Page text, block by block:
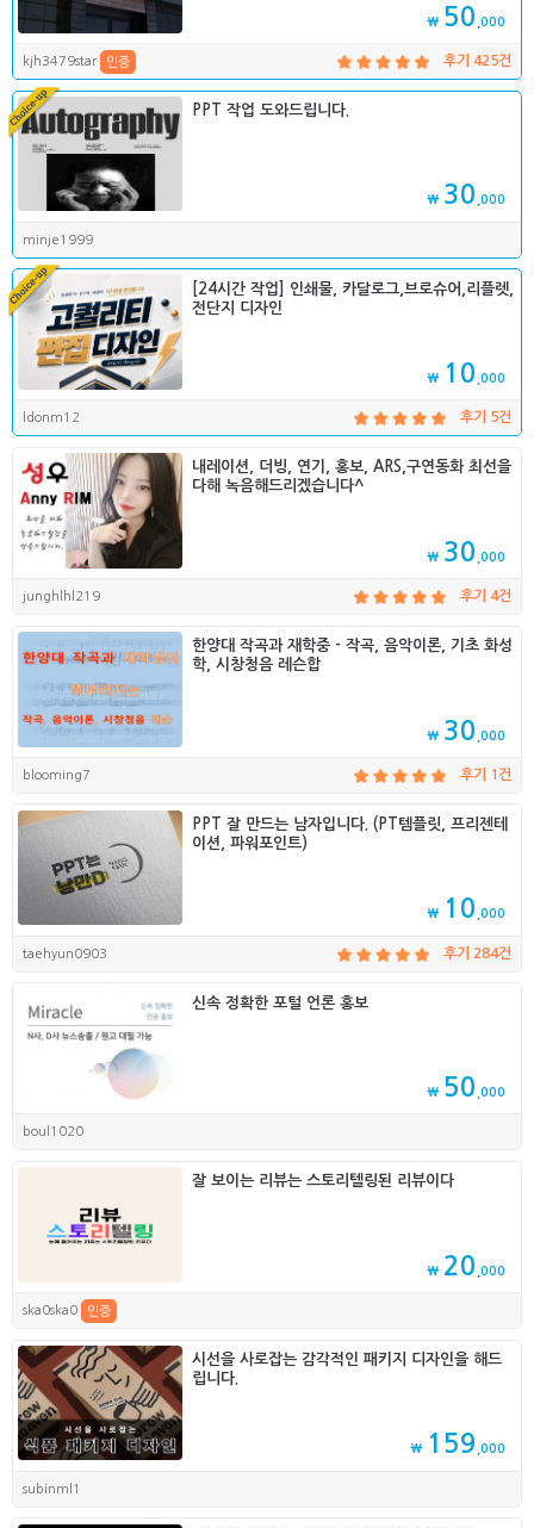
₩ 50 ,000
kjh3479star 인증 후기 425건
PPT 작업 도와드립니다.
₩ 30 ,000
minje1999
[24시간 작업] 인쇄물, 카달로그,브로슈어,리플렛,
전단지 디자인
₩ 10 ,000
ldonm12 후기 5건
내레이션, 더빙, 연기, 홍보, ARS,구연동화 최선을
다해 녹음해드리겠습니다^
₩ 30 ,000
junghlhl219 후기 4건
한양대 작곡과 재학중 - 작곡, 음악이론, 기초 화성
학, 시창청음 레슨합
₩ 30 ,000
blooming7 후기 1건
PPT 잘 만드는 남자입니다. (PT템플릿, 프리젠테
이션, 파워포인트)
₩ 10 ,000
taehyun0903 후기 284건
신속 정확한 포털 언론 홍보
₩ 50 ,000
boul1020
잘 보이는 리뷰는 스토리텔링된 리뷰이다
₩ 20 ,000
ska0ska0 인증
시선을 사로잡는 감각적인 패키지 디자인을 해드
립니다.
₩ 159 ,000
subinml1